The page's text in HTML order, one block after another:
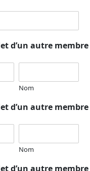
d’un autre
Nom
d’un autre
Nom
d’un autre